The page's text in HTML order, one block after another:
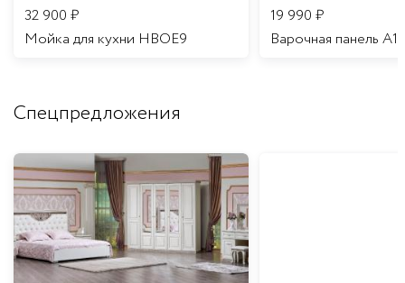
32 900 ₽
Мойка для кухни HBOE9
19 990 ₽
Варочная панель A16
Спецпредложения